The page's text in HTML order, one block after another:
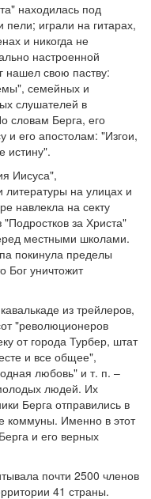
находилась под
играли на гитарах,
и никогда не
настроенной
нашел свою паству:
семейных и
слушателей в
словам Берга, его
и его апостолам: "Изгои,
истину".
Иисуса",
на улицах и
навлекла на секту
за Христа"
местными школами.
покинула пределы
Бог уничтожит
из трейлеров,
"революционеров
от города Турбер, штат
и все общее",
любовь" и т. п. –
людей. Их
Берга отправились в
коммуны. Именно в этот
и его верных
почти 2500 членов
41 страны.